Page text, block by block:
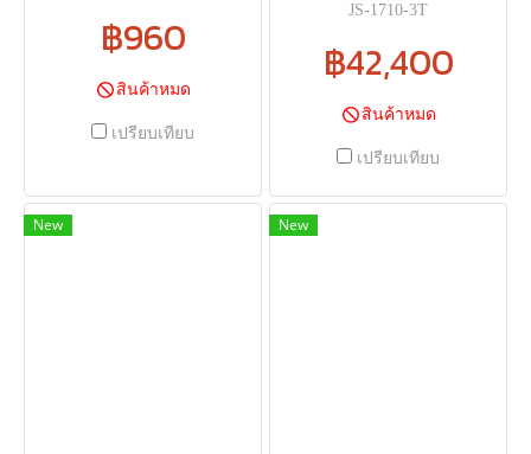
฿960
สินค้าหมด
เปรียบเทียบ
JS-1710-3T
฿42,400
สินค้าหมด
เปรียบเทียบ
New New